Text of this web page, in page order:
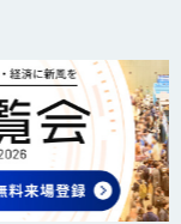
動化ソリューシ